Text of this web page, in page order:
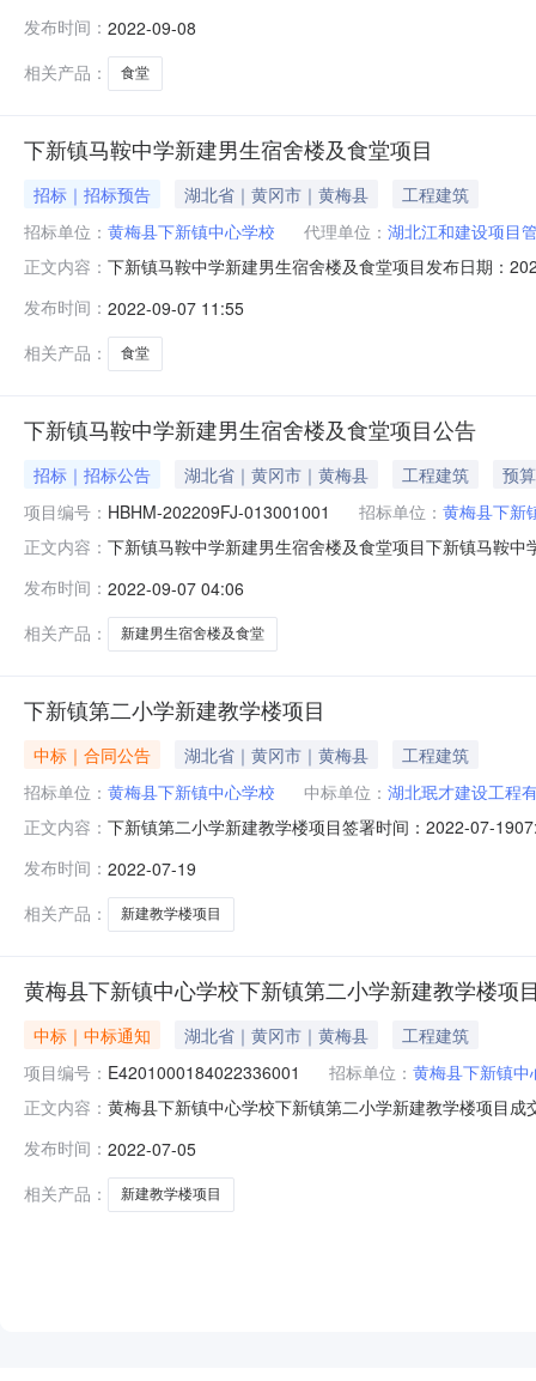
招标代理机构为湖北江和建设项目管理有限公司。项目
新建男
发布时间： 2022-09-08
相关产品：
食堂
下新镇马鞍中学新建男生宿舍楼及食堂项目
招标｜招标预告 湖北省｜黄冈市｜黄梅县
工程建筑
招标单位： 黄梅县下新镇中心学校 代理单位： 湖北江和建设项目
正文内容： 下新镇马鞍中学新建男生宿舍楼及食堂项目发布日期：
名称：监督部门名称行政审核部门代码：行政审核部门
发布时间： 2022-09-07 11:55
相关产品：
食堂
下新镇马鞍中学新建男生宿舍楼及食堂项目公告
招标｜招标公告 湖北省｜黄冈市｜黄梅县 工程建筑
预
项目编号： HBHM-202209FJ-013001001 招标单位： 黄梅县下新
正文内容： 下新镇马鞍中学新建男生宿舍楼及食堂项目下新镇马鞍
资金。项目出资比例为政府投资：100.0%招标人为黄梅
发布时间： 2022-09-07 04:06
相关产品：
新建男生宿舍楼及食堂
下新镇第二小学新建教学楼项目
中标｜合同公告 湖北省｜黄冈市｜黄梅县
工程建筑
招标单位： 黄梅县下新镇中心学校 中标单位： 湖北珉才建设工程
正文内容： 下新镇第二小学新建教学楼项目签署时间：2022-07-
发布时间： 2022-07-19
相关产品：
新建教学楼项目
黄梅县下新镇中心学校下新镇第二小学新建教学楼项
中标｜中标通知 湖北省｜黄冈市｜黄梅县
工程建筑
项目编号： E4201000184022336001 招标单位： 黄梅县下新镇中
正文内容： 黄梅县下新镇中心学校下新镇第二小学新建教学楼项目
程有限公司供应商地址：湖北省黄冈市黄梅县下新镇周
工
发布时间： 2022-07-05
相关产品：
新建教学楼项目